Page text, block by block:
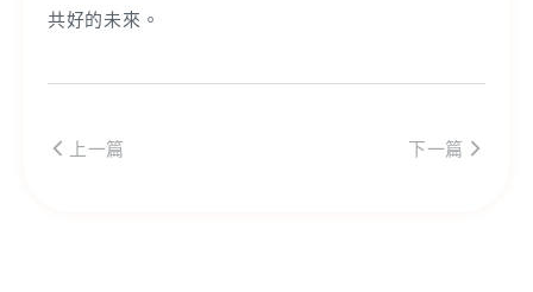
共好的未來。
上一篇 下一篇